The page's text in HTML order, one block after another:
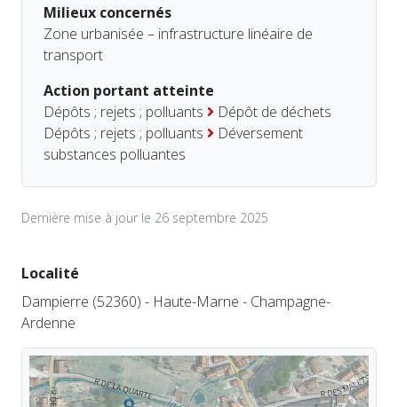
Milieux concernés
Zone urbanisée – infrastructure linéaire de
transport
Action portant atteinte
Dépôts ; rejets ; polluants
Dépôt de déchets
Dépôts ; rejets ; polluants
Déversement
substances polluantes
Dernière mise à jour le 26 septembre 2025
Localité
Dampierre (52360) - Haute-Marne - Champagne-
Ardenne